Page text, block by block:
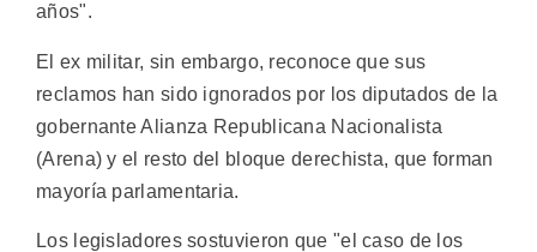
años".
El ex militar, sin embargo, reconoce que sus
reclamos han sido ignorados por los diputados de la
gobernante Alianza Republicana Nacionalista
(Arena) y el resto del bloque derechista, que forman
mayoría parlamentaria.
Los legisladores sostuvieron que "el caso de los